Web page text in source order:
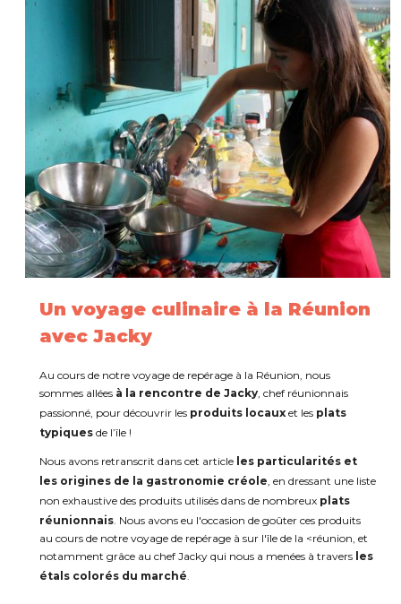
Un voyage culinaire à la Réunion
avec Jacky
Au cours de notre voyage de repérage à la Réunion, nous
sommes allées à la rencontre de Jacky , chef réunionnais
passionné, pour découvrir les produits locaux et les plats
typiques de l’île !
Nous avons retranscrit dans cet article les particularités et
les origines de la gastronomie créole , en dressant une liste
non exhaustive des produits utilisés dans de nombreux plats
réunionnais . Nous avons eu l'occasion de goûter ces produits
au cours de notre voyage de repérage à sur l'île de la <réunion, et
notamment grâce au chef Jacky qui nous a menées à travers les
étals colorés du marché